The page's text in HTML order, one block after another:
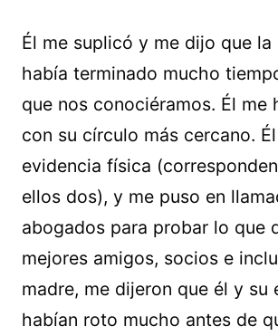
Él me suplicó y me dijo que la
había terminado mucho
que nos conociéramos. Él me
con su círculo más cercano.
evidencia física
ellos dos), y me puso en
abogados para probar lo que
mejores amigos, socios e
madre, me dijeron que él y su
habían roto mucho antes de